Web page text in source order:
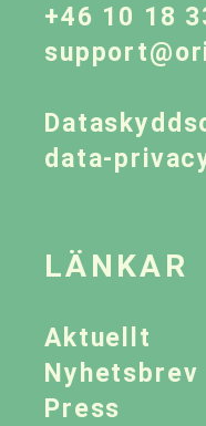
+46 10 18
data-
LÄNKAR
Aktuellt
Nyhetsbrev
Press